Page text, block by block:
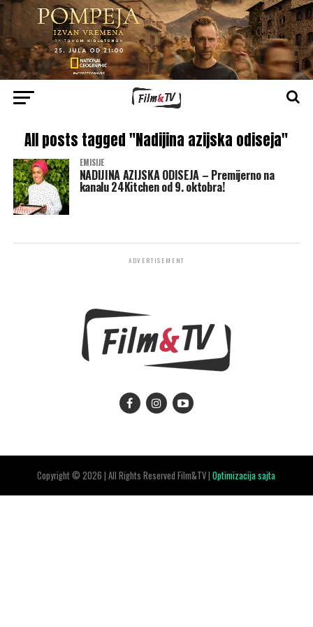
All posts tagged "Nadijina azijska odiseja"
EMISIJE
NADIJINA AZIJSKA ODISEJA – Premijerno na
kanalu 24Kitchen od 9. oktobra!
ADVERTISEMENT
Copyright © 2026 | All Rights Reserved Film&TV |Optimizacija sajta